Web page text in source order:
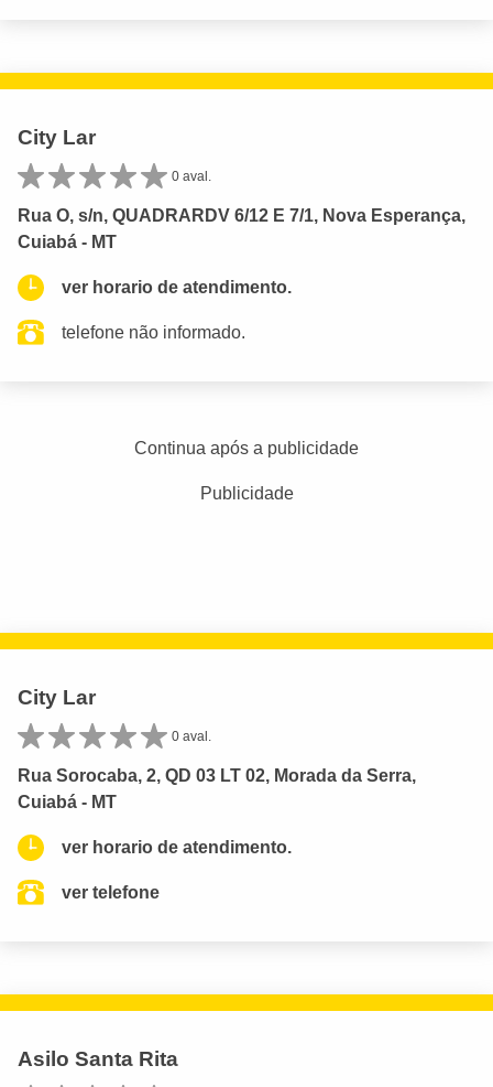
City Lar
0 aval.
Rua O, s/n, QUADRARDV 6/12 E 7/1, Nova Esperança,
Cuiabá - MT
ver horario de atendimento.
telefone não informado.
Continua após a publicidade
Publicidade
City Lar
0 aval.
Rua Sorocaba, 2, QD 03 LT 02, Morada da Serra,
Cuiabá - MT
ver horario de atendimento.
ver telefone
Asilo Santa Rita